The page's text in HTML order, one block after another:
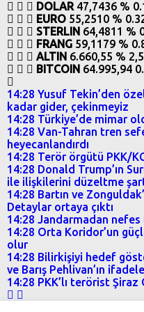
DOLAR 47,7436 %
EURO 55,2510 %
STERLIN 64,4811 %
FRANG 59,1179 %
ALTIN 6.660,55 %
BITCOIN 64.995,94
14:28 Yusuf Tekin’den
kadar gider, çekinmeyiz
14:28 Türkiye’de mimar
14:28 Van-Tahran tren
heyecanlandırdı
14:28 Terör örgütü PKK/
14:28 Donald Trump’ın
ile ilişkilerini düzeltme
14:28 Bartın ve
Detaylar ortaya çıktı
14:28 Jandarmadan nefes
14:28 Orta Koridor’un
olur
14:28 Bilirkişiyi hedef
ve Barış Pehlivan’ın
14:28 PKK’lı terörist